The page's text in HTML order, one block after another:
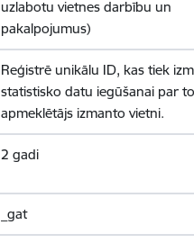
uzlabotu vietnes darbību un
pakalpojumus)
Reģistrē unikālu ID, kas tiek
statistisko datu iegūšanai par
apmeklētājs izmanto vietni.
2 gadi
_gat